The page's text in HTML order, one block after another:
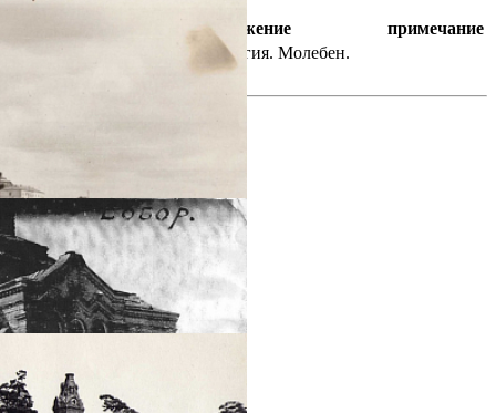
По: суб., праздники
богослужение
примечание
Божественная литургия. Молебен.